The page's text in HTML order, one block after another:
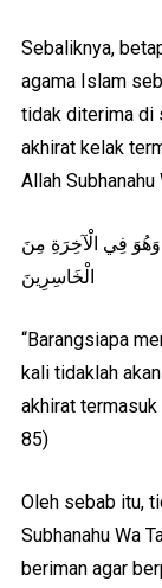
Sebaliknya,
agama Islam
tidak diterima di
akhirat kelak
Allah Subhanahu
وَهُوَ فِي الْآخِرَةِ مِنَ
الْخَاسِرِينَ
“Barangsiapa
kali tidaklah
akhirat termasuk
85)
Oleh sebab itu,
Subhanahu Wa
beriman agar